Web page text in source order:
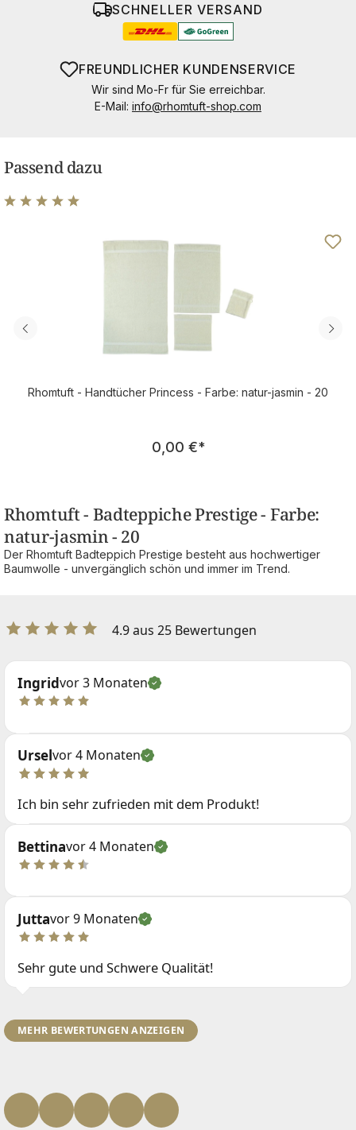
SCHNELLER VERSAND
FREUNDLICHER KUNDENSERVICE
Wir sind Mo-Fr für Sie erreichbar.
E-Mail: info@rhomtuft-shop.com
Passend dazu
Rhomtuft - Handtücher Princess - Farbe: natur-jasmin - 20
Regulärer Preis:
0,00 €*
Rhomtuft - Badteppiche Prestige - Farbe:
natur-jasmin - 20
Der Rhomtuft Badteppich Prestige besteht aus hochwertiger
Baumwolle - unvergänglich schön und immer im Trend.
4.9 aus 25 Bewertungen
Ingridvor 3 Monaten
Urselvor 4 Monaten
Ich bin sehr zufrieden mit dem Produkt!
Bettinavor 4 Monaten
Juttavor 9 Monaten
Sehr gute und Schwere Qualität!
MEHR BEWERTUNGEN ANZEIGEN